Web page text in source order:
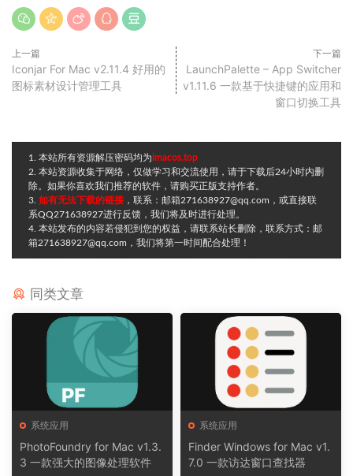
上一篇
Iconjar For Mac v2.11.4 好用的
图标素材设计管理工具
下一篇
LaunchPalette – App Switcher
v1.11.6 一款基于快捷键的应用和
窗口切换工具
1. 本站所有资源解压密码均为imacos.top
2. 本站资源收集于网络，仅做学习和交流使用，请于下载后24小时内删
除。如果你喜欢我们推荐的软件，请购买正版支持作者。
3. 如有无法下载的链接 ，联系：邮箱271638927@qq.com，或直接联
系QQ271638927进行反馈，我们将及时进行处理。
4. 本站发布的内容若侵犯到您的权益，请联系站长删除，联系方式：邮
箱271638927@qq.com，我们将第一时间配合处理！
同类文章
系统应用
PhotoFoundry for Mac v1.3.
3 一款强大的图像处理软件
系统应用
Finder Windows for Mac v1.
7.0 一款访达窗口查找器